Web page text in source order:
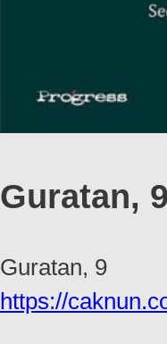
Guratan, 9
Guratan, 9
https://